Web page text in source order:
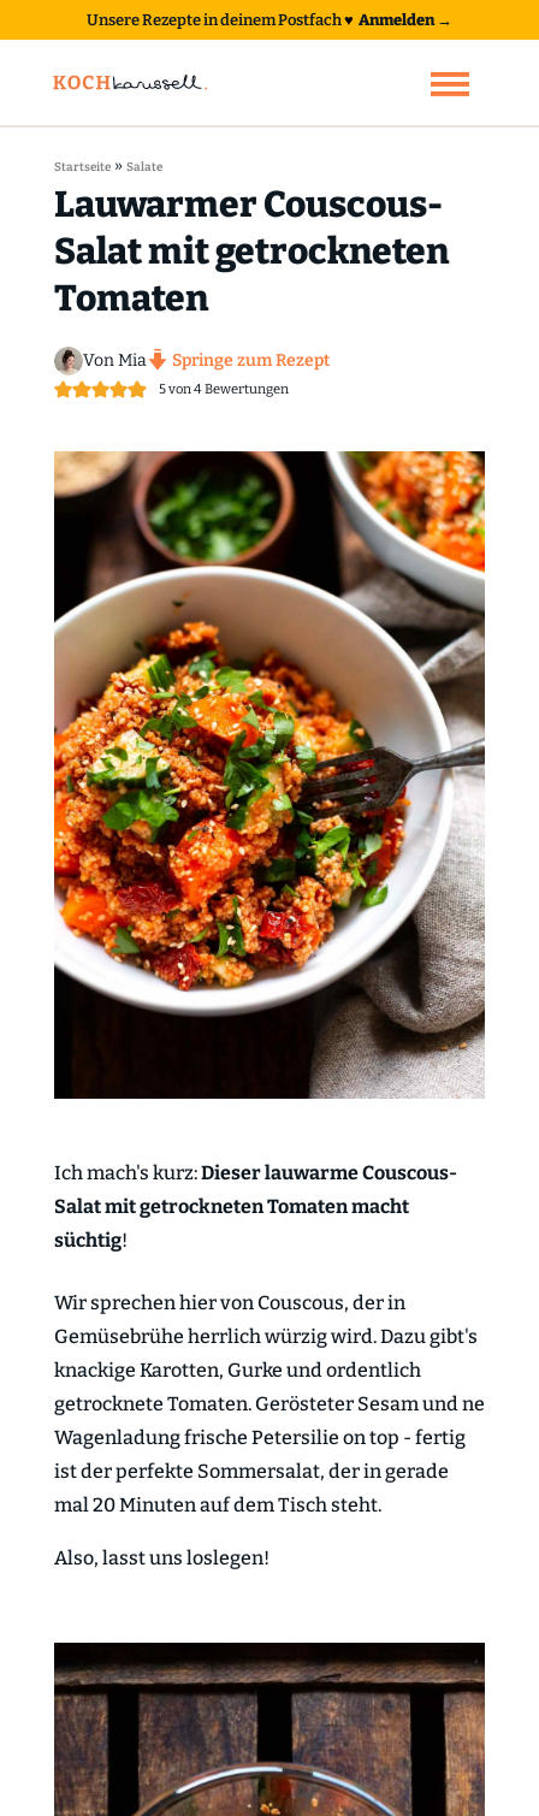
Unsere Rezepte in deinem Postfach♥ Anmelden →
Startseite» Salate
Lauwarmer Couscous-
Salat mit getrockneten
Tomaten
Von Mia Springe zum Rezept
5von4Bewertungen
Ich mach's kurz:Dieser lauwarme Couscous-
Salat mit getrockneten Tomaten macht
süchtig!
Wir sprechen hier von Couscous, der in
Gemüsebrühe herrlich würzig wird. Dazu gibt's
knackige Karotten, Gurke und ordentlich
getrocknete Tomaten. Gerösteter Sesam und ne
Wagenladung frische Petersilie on top - fertig
ist der perfekte Sommersalat, der in gerade
mal 20 Minuten auf dem Tisch steht.
Also, lasst uns loslegen!